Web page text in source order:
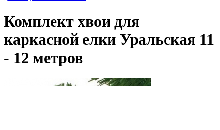
Комплект хвои для
каркасной елки Уральская 11
- 12 метров